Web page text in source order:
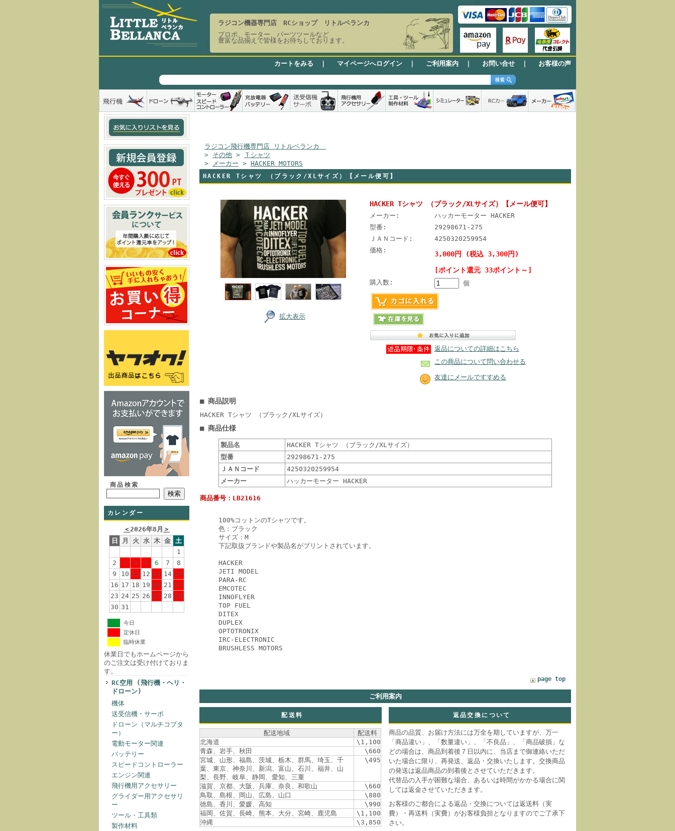
ラジコン機器専門店 RCショップ リトルベランカ
プロポ、モーター、パーツツールなど
豊富な品揃えで皆様をお待ちしております。
カートをみる マイページへログイン ご利用案内 お問い合せ お客様の声
商品検索
カレンダー
＜2026年8月 ＞
日
月 火 水 木 金 土
1
2
3 4 5 6 7
8
9
10 11 12 13 14 15
16 17 18 19 20 21 22
23 24 25 26 27 28 29
30 31
今日
定休日
臨時休業
休業日でもホームページから
のご注文は受け付けておりま
す。
RC空用 (飛行機・ヘリ・
ドローン)
機体
送受信機・サーボ
ドローン（マルチコプタ
ー）
電動モーター関連
バッテリー
スピードコントローラー
エンジン関連
飛行機用アクセサリー
グライダー用アクセサリ
ー
ツール・工具類
製作材料
ラジコン飛行機専門店 リトルベランカ
> その他 >
Ｔシャツ
>
メーカー > HACKER MOTORS
HACKER Tシャツ （ブラック/XLサイズ）【メール便可】
拡大表示
HACKER Tシャツ （ブラック/XLサイズ）【メール便可】
メーカー:
ハッカーモーター HACKER
型番:
29298671-275
ＪＡＮコード:
4250320259954
価格:
3,000円 (税込 3,300円)
[ポイント還元 33ポイント～]
購入数: 個
返品についての詳細はこちら
この商品について問い合わせる
友達にメールですすめる
■ 商品説明
HACKER Tシャツ （ブラック/XLサイズ）
■ 商品仕様
製品名
HACKER Tシャツ （ブラック/XLサイズ）
型番
29298671-275
ＪＡＮコード
4250320259954
メーカー
ハッカーモーター HACKER
商品番号：LB21616
100%コットンのTシャツです。
色：ブラック
サイズ：M
下記取扱ブランドや製品名がプリントされています。
HACKER
JETI MODEL
PARA-RC
EMCOTEC
INNOFLYER
TOP FUEL
DITEX
DUPLEX
OPTOTRONIX
IRC-ELECTRONIC
BRUSHLESS MOTORS
page top
ご利用案内
配送料
配送地域
配送料
北海道
\1,100
青森、岩手、秋田
\660
宮城、山形、福島、茨城、栃木、群馬、埼玉、千
葉、東京、神奈川、新潟、富山、石川、福井、山
梨、長野、岐阜、静岡、愛知、三重
\495
滋賀、京都、大阪、兵庫、奈良、和歌山
\660
鳥取、島根、岡山、広島、山口
\880
徳島、香川、愛媛、高知
\990
福岡、佐賀、長崎、熊本、大分、宮崎、鹿児島
\1,100
沖縄
\3,850
返品交換について
商品の品質、お届け方法には万全を期していますが、万一
「商品違い」、「数量違い」、「不良品」、「商品破損」な
どの場合は、商品到着後７日以内に、当店まで御連絡いただ
いた場合に限り、再発送、返品・交換いたします。交換商品
の発送は返品商品の到着後とさせていただきます。
代替品の入手が困難な場合、あるいは時間がかかる場合に関
しては返金させていただきます。
お客様のご都合による返品・交換については返送料（実
費）・再送料（実費）がお客様負担となりますのでご了承下
さい。